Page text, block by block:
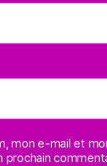
mon e-mail et
prochain